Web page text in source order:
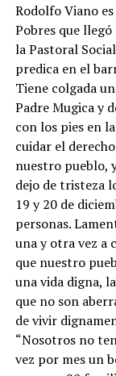
Rodolfo Viano
Pobres que
la Pastoral
predica en el
Tiene colgada
Padre Mugica y
con los pies en
cuidar el
nuestro pueblo,
dejo de tristeza
19 y 20 de
personas.
una y otra vez a
que nuestro
una vida digna,
que no son
de vivir
“Nosotros no
vez por mes un